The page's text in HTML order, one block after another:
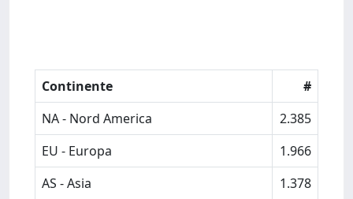
Continente
#
NA - Nord America
2.385
EU - Europa
1.966
AS - Asia
1.378